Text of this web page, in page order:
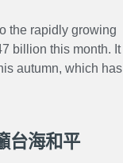
the rapidly growing
billion this month. It
autumn, which has
台海和平